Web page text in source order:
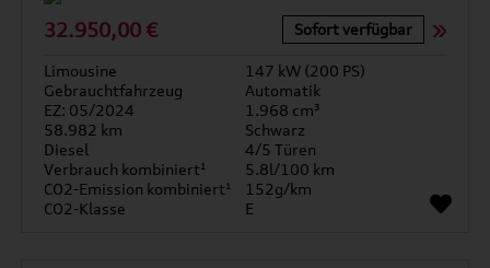
32.950,00 € Sofort verfügbar
Limousine
147 kW (200 PS)
Gebrauchtfahrzeug
Automatik
EZ: 05/2024
1.968 cm³
58.982 km
Schwarz
Diesel
4/5 Türen
Verbrauch kombiniert¹
5.8l/100 km
CO2-Emission kombiniert¹
152g/km
CO2-Klasse
E